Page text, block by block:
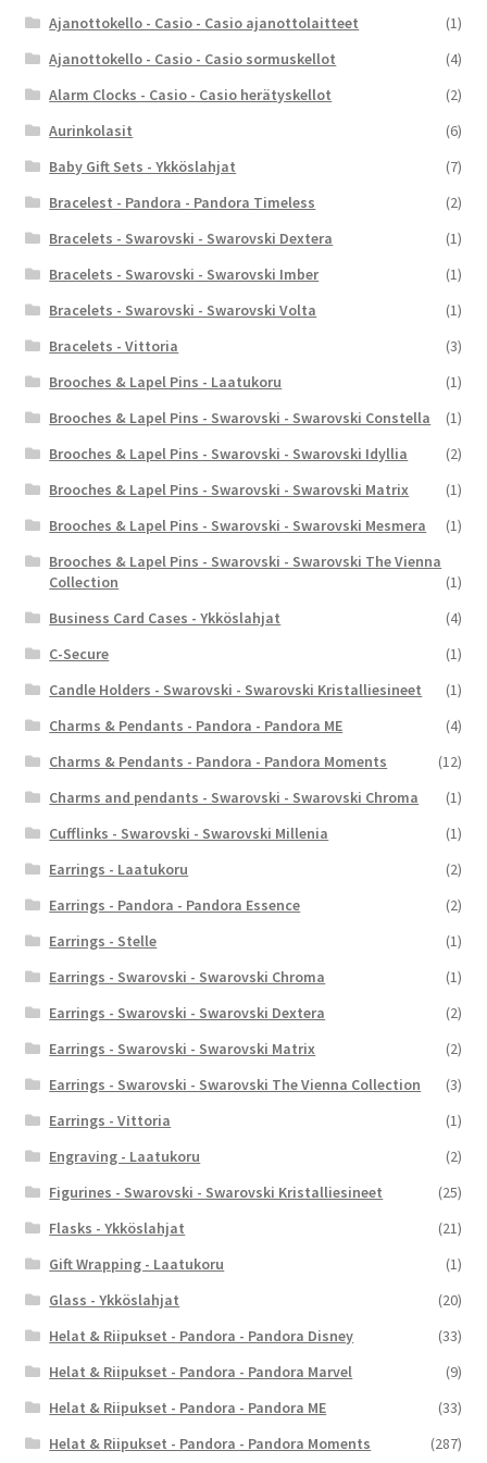
Ajanottokello - Casio - Casio ajanottolaitteet
(1)
Ajanottokello - Casio - Casio sormuskellot
(4)
Alarm Clocks - Casio - Casio herätyskellot
(2)
Aurinkolasit
(6)
Baby Gift Sets - Ykköslahjat
(7)
Bracelest - Pandora - Pandora Timeless
(2)
Bracelets - Swarovski - Swarovski Dextera
(1)
Bracelets - Swarovski - Swarovski Imber
(1)
Bracelets - Swarovski - Swarovski Volta
(1)
Bracelets - Vittoria
(3)
Brooches & Lapel Pins - Laatukoru
(1)
Brooches & Lapel Pins - Swarovski - Swarovski Constella
(1)
Brooches & Lapel Pins - Swarovski - Swarovski Idyllia
(2)
Brooches & Lapel Pins - Swarovski - Swarovski Matrix
(1)
Brooches & Lapel Pins - Swarovski - Swarovski Mesmera
(1)
Brooches & Lapel Pins - Swarovski - Swarovski The Vienna
Collection
(1)
Business Card Cases - Ykköslahjat
(4)
C-Secure
(1)
Candle Holders - Swarovski - Swarovski Kristalliesineet
(1)
Charms & Pendants - Pandora - Pandora ME
(4)
Charms & Pendants - Pandora - Pandora Moments
(12)
Charms and pendants - Swarovski - Swarovski Chroma
(1)
Cufflinks - Swarovski - Swarovski Millenia
(1)
Earrings - Laatukoru
(2)
Earrings - Pandora - Pandora Essence
(2)
Earrings - Stelle
(1)
Earrings - Swarovski - Swarovski Chroma
(1)
Earrings - Swarovski - Swarovski Dextera
(2)
Earrings - Swarovski - Swarovski Matrix
(2)
Earrings - Swarovski - Swarovski The Vienna Collection
(3)
Earrings - Vittoria
(1)
Engraving - Laatukoru
(2)
Figurines - Swarovski - Swarovski Kristalliesineet
(25)
Flasks - Ykköslahjat
(21)
Gift Wrapping - Laatukoru
(1)
Glass - Ykköslahjat
(20)
Helat & Riipukset - Pandora - Pandora Disney
(33)
Helat & Riipukset - Pandora - Pandora Marvel
(9)
Helat & Riipukset - Pandora - Pandora ME
(33)
Helat & Riipukset - Pandora - Pandora Moments
(287)